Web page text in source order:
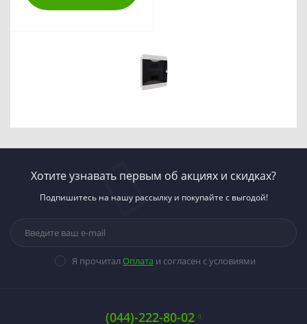
Хотите узнавать первым об акциях и скидках?
Подпишитесь на нашу рассылку и покупайте с выгодой!
Я прочитал Оплата и согласен с условиями
(044)-222-80-02